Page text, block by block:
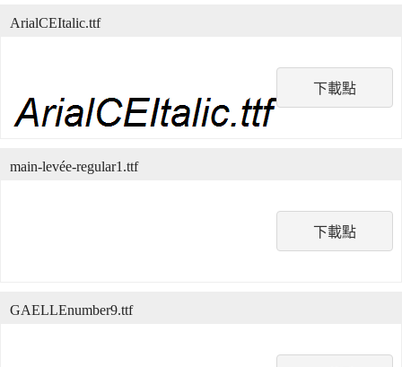
下載點
ArialCEItalic.ttf
下載點
main-levée-regular1.ttf
GAELLEnumber9.ttf